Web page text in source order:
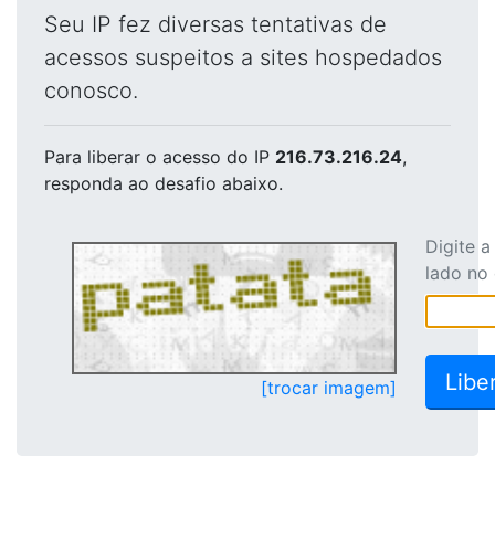
Seu IP fez diversas tentativas de
acessos suspeitos a sites hospedados
conosco.
Para liberar o acesso do IP 216.73.216.24,
responda ao desafio abaixo.
[trocar imagem]
Digite
lado no